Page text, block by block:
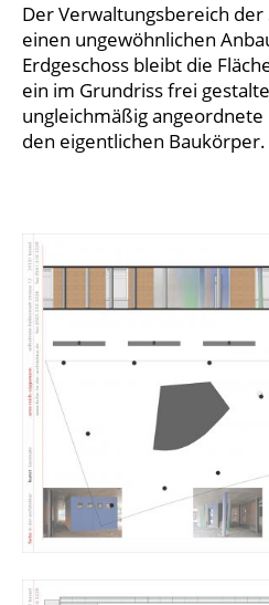
Der Verwaltungsbereich
einen ungewöhnlichen
Erdgeschoss bleibt die
ein im Grundriss frei
ungleichmäßig
den eigentlichen Baukörper.